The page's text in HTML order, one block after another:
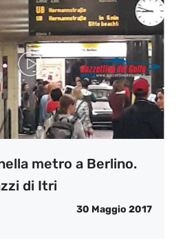
metro a Berlino.
di Itri
30 Maggio 2017